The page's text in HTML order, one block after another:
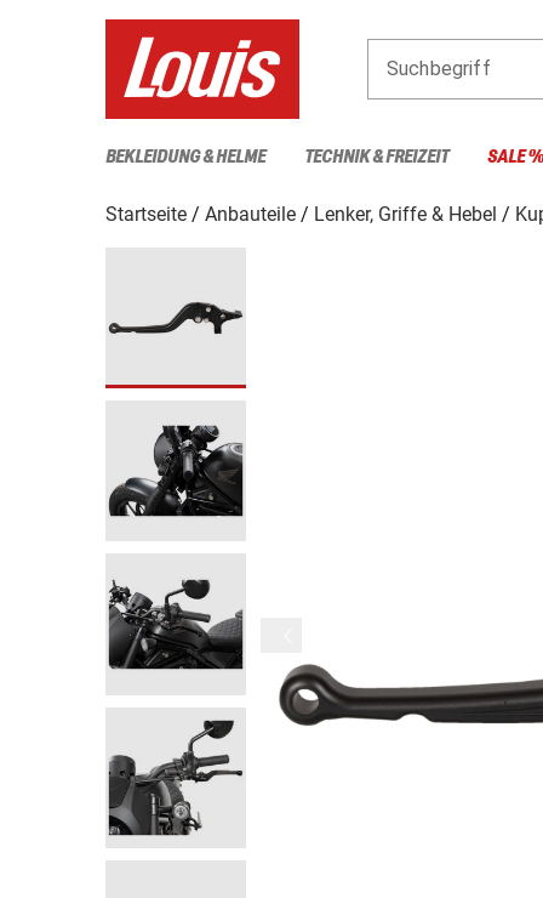
Suchbegriff
BEKLEIDUNG & HELME TECHNIK & FREIZEIT SALE %
Startseite Anbauteile Lenker, Griffe & Hebel